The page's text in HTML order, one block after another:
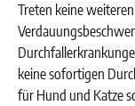
Treten keine
keine sofortigen
für Hund und Katze